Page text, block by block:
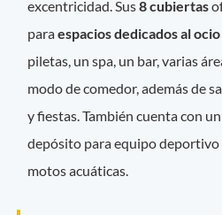
excentricidad. Sus8 cubiertas
paraespacios dedicados al
piletas, un spa, un bar, varias
modo de comedor, además de
y fiestas. También cuenta con un
depósito para equipo deportivo
motos acuáticas.